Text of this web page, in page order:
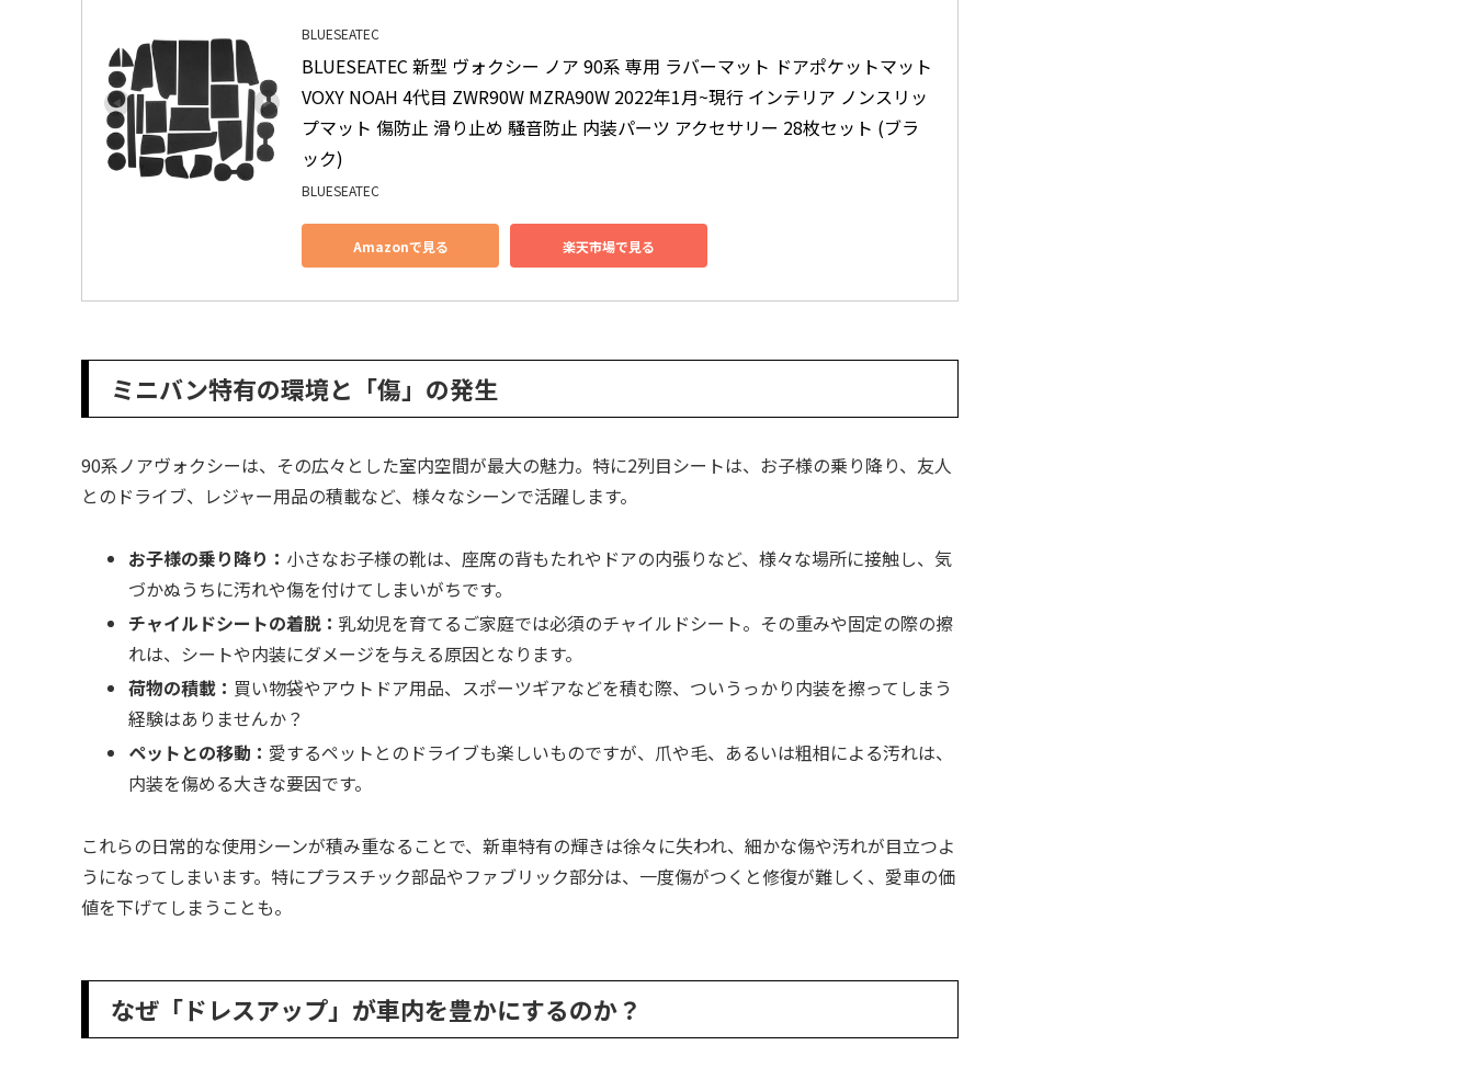
BLUESEATEC
BLUESEATEC 新型 ヴォクシー ノア 90系 専用 ラバーマット ドアポケットマット
VOXY NOAH 4代目 ZWR90W MZRA90W 2022年1月~現行 インテリア ノンスリッ
プマット 傷防止 滑り止め 騒音防止 内装パーツ アクセサリー 28枚セット (ブラ
ック)
BLUESEATEC
Amazonで見る 楽天市場で見る
ミニバン特有の環境と「傷」の発生
90系ノアヴォクシーは、その広々とした室内空間が最大の魅力。特に2列目シートは、お子様の乗り降り、友人
とのドライブ、レジャー用品の積載など、様々なシーンで活躍します。
お子様の乗り降り： 小さなお子様の靴は、座席の背もたれやドアの内張りなど、様々な場所に接触し、気
づかぬうちに汚れや傷を付けてしまいがちです。
チャイルドシートの着脱：乳幼児を育てるご家庭では必須のチャイルドシート。その重みや固定の際の擦
れは、シートや内装にダメージを与える原因となります。
荷物の積載： 買い物袋やアウトドア用品、スポーツギアなどを積む際、ついうっかり内装を擦ってしまう
経験はありませんか？
ペットとの移動： 愛するペットとのドライブも楽しいものですが、爪や毛、あるいは粗相による汚れは、
内装を傷める大きな要因です。
これらの日常的な使用シーンが積み重なることで、新車特有の輝きは徐々に失われ、細かな傷や汚れが目立つよ
うになってしまいます。特にプラスチック部品やファブリック部分は、一度傷がつくと修復が難しく、愛車の価
値を下げてしまうことも。
なぜ「ドレスアップ」が車内を豊かにするのか？